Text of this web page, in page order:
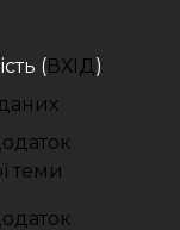
(ВХІД)
теми